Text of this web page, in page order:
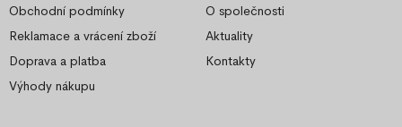
Obchodní podmínky
Reklamace a vrácení zboží
Doprava a platba
Výhody nákupu
O společnosti
Aktuality
Kontakty